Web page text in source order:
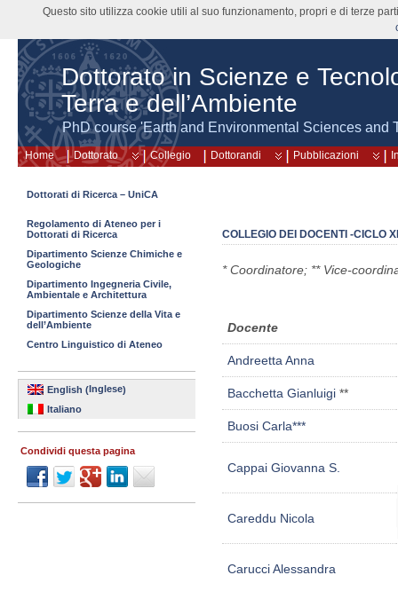
Dottorato in Scienze e
Terra e dell’Ambiente
PhD course 'Earth and Environmental Sciences and
Home Dottorato Collegio Dottorandi Pubblicazioni
COLLEGIO DEI DOCENTI -CICLO
* Coordinatore; ** Vice-
Docente
Andreetta Anna
Bacchetta Gianluigi **
Buosi Carla***
Cappai Giovanna S.
Careddu Nicola
Carucci Alessandra
Dottorati di Ricerca – UniCA
Regolamento di Ateneo per i
Dottorati di Ricerca
Dipartimento Scienze Chimiche e
Geologiche
Dipartimento Ingegneria Civile,
Ambientale e Architettura
Dipartimento Scienze della Vita e
dell’Ambiente
Centro Linguistico di Ateneo
English ( Inglese)
Italiano
Condividi questa pagina
Questo sito utilizza cookie utili al suo funzionamento, propri e di terze